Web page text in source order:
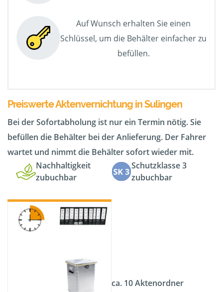
Auf Wunsch erhalten Sie einen
Schlüssel, um die Behälter einfacher zu
befüllen.
Preiswerte Aktenvernichtung in Sulingen
Bei der Sofortabholung ist nur ein Termin nötig. Sie
befüllen die Behälter bei der Anlieferung. Der Fahrer
wartet und nimmt die Behälter sofort wieder mit.
Nachhaltigkeit
zubuchbar
Schutzklasse 3
zubuchbar
ca. 10 Aktenordner